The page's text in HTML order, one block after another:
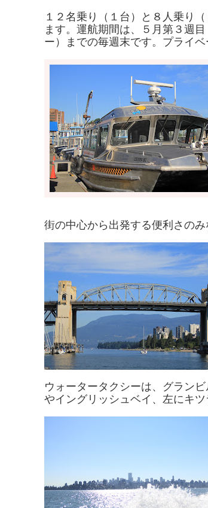
１２名乗り（１台）と８人乗り
ます。運航期間は、５月第３週
ー）までの毎週末です。プライ
街の中心から出発する便利さのみ
ウォータータクシーは、グラン
やイングリッシュベイ、左にキ